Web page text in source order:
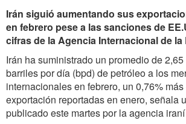
Irán siguió aumentando sus
en febrero pese a las sanciones de
cifras de la Agencia Internacional de la
Irán ha suministrado un promedio de
barriles por día (bpd) de petróleo a los
internacionales en febrero, un 0,76%
exportación reportadas en enero, señala
publicado este martes por la agencia